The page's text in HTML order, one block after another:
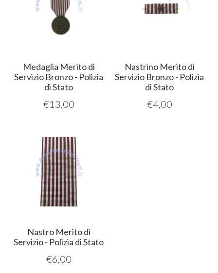
Medaglia Merito di
Servizio Bronzo - Polizia
di Stato
€13,00
Nastrino Merito di
Servizio Bronzo - Polizia
di Stato
€4,00
Nastro Merito di
Servizio - Polizia di Stato
€6,00